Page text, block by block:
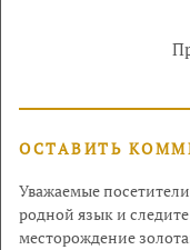
ОСТАВИТЬ
Уважаемые
родной язык и
месторождение